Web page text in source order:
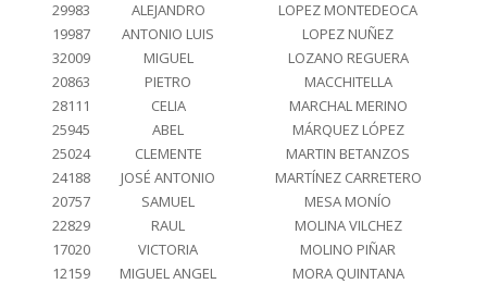
29983
ALEJANDRO
LOPEZ MONTEDEOCA
19987
ANTONIO LUIS
LOPEZ NUÑEZ
32009
MIGUEL
LOZANO REGUERA
20863
PIETRO
MACCHITELLA
28111
CELIA
MARCHAL MERINO
25945
ABEL
MÁRQUEZ LÓPEZ
25024
CLEMENTE
MARTIN BETANZOS
24188
JOSÉ ANTONIO
MARTÍNEZ CARRETERO
20757
SAMUEL
MESA MONÍO
22829
RAUL
MOLINA VILCHEZ
17020
VICTORIA
MOLINO PIÑAR
12159
MIGUEL ANGEL
MORA QUINTANA